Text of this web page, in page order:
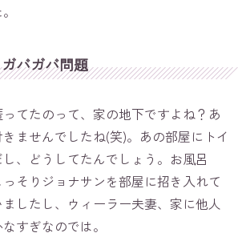
バガバ問題
てたのって、家の地下ですよね？あ
ませんでしたね(笑)。あの部屋にトイ
、どうしてたんでしょう。お風呂
そりジョナサンを部屋に招き入れて
したし、ウィーラー夫妻、家に他人
すぎなのでは。